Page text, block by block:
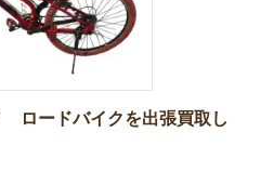
ロードバイクを出張買取し